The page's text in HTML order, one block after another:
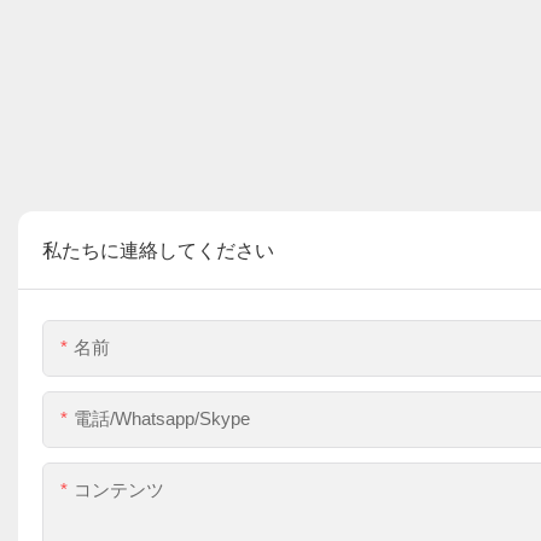
私たちに連絡してください
名前
電話/whatsapp/skype
コンテンツ